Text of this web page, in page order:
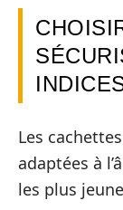
Les
adaptées à
les plus